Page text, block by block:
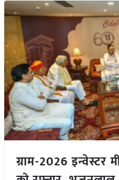
ग्राम-2026 इन्वेस्टर